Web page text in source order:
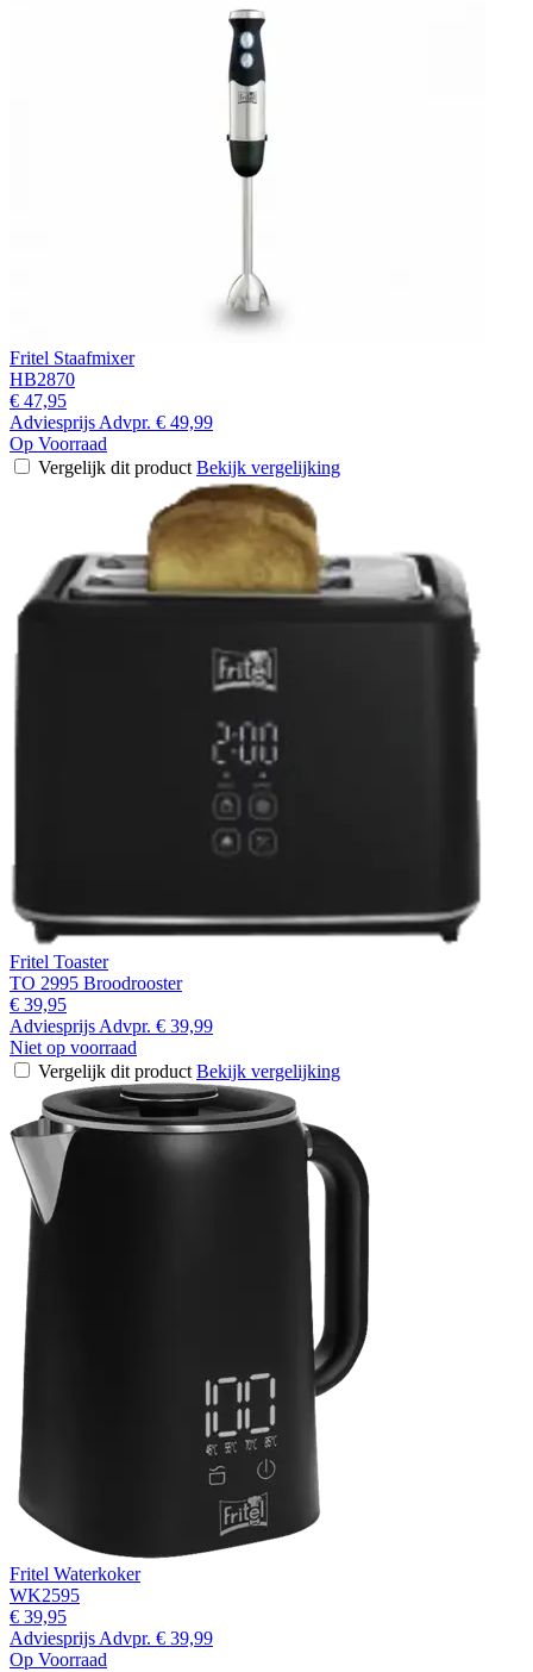
Fritel Staafmixer
HB2870
€ 47,95
Adviesprijs Advpr. € 49,99
Op Voorraad
Vergelijk dit product Bekijk vergelijking
Fritel Toaster
TO 2995 Broodrooster
€ 39,95
Adviesprijs Advpr. € 39,99
Niet op voorraad
Vergelijk dit product Bekijk vergelijking
Fritel Waterkoker
WK2595
€ 39,95
Adviesprijs Advpr. € 39,99
Op Voorraad